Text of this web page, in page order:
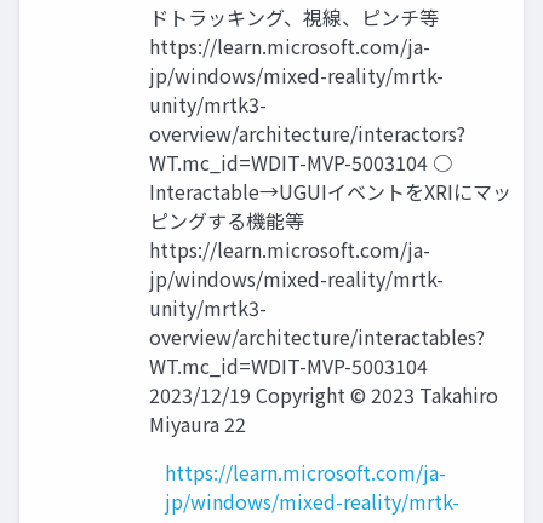
ドトラッキング、視線、ピンチ等
https://learn.microsoft.com/ja-
jp/windows/mixed-reality/mrtk-
unity/mrtk3-
overview/architecture/interactors?
WT.mc_id=WDIT-MVP-5003104 ○
Interactable→UGUIイベントをXRIにマッ
ピングする機能等
https://learn.microsoft.com/ja-
jp/windows/mixed-reality/mrtk-
unity/mrtk3-
overview/architecture/interactables?
WT.mc_id=WDIT-MVP-5003104
2023/12/19 Copyright © 2023 Takahiro
Miyaura 22
https://learn.microsoft.com/ja-
jp/windows/mixed-reality/mrtk-